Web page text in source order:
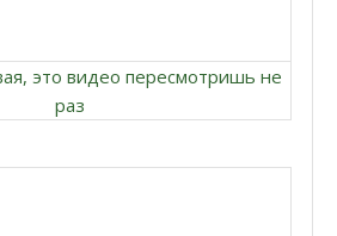
это видео пересмотришь не
раз